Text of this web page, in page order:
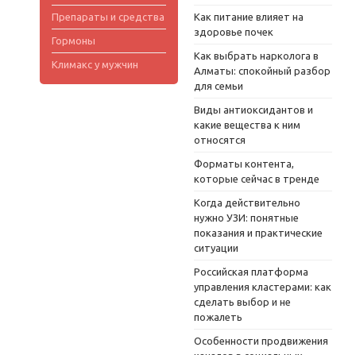
Препараты и средства
Гормоны
Климакс у мужчин
Как питание влияет на
здоровье почек
Как выбрать нарколога в
Алматы: спокойный разбор
для семьи
Виды антиоксидантов и
какие вещества к ним
относятся
Форматы контента,
которые сейчас в тренде
Когда действительно
нужно УЗИ: понятные
показания и практические
ситуации
Российская платформа
управления кластерами: как
сделать выбор и не
пожалеть
Особенности продвижения